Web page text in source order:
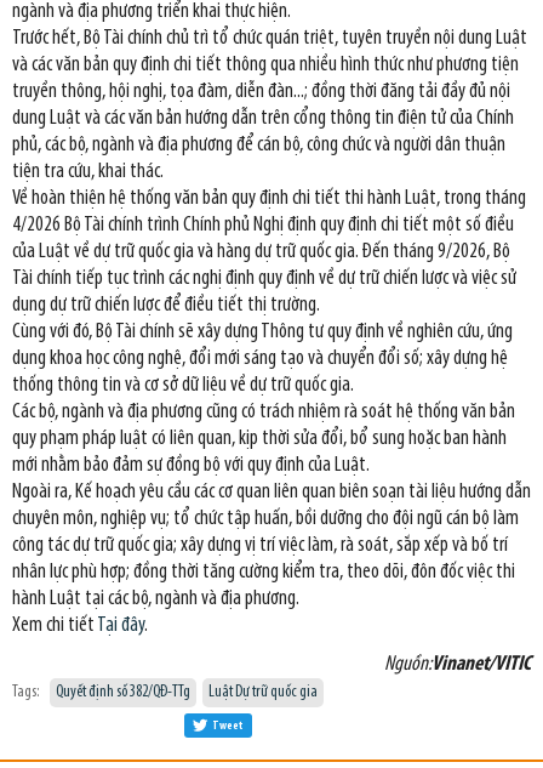
ngành và địa phương triển khai thực hiện.
Trước hết, Bộ Tài chính chủ trì tổ chức quán triệt, tuyên truyền nội dung Luật
và các văn bản quy định chi tiết thông qua nhiều hình thức như phương tiện
truyền thông, hội nghị, tọa đàm, diễn đàn...; đồng thời đăng tải đầy đủ nội
dung Luật và các văn bản hướng dẫn trên cổng thông tin điện tử của Chính
phủ, các bộ, ngành và địa phương để cán bộ, công chức và người dân thuận
tiện tra cứu, khai thác.
Về hoàn thiện hệ thống văn bản quy định chi tiết thi hành Luật, trong tháng
4/2026 Bộ Tài chính trình Chính phủ Nghị định quy định chi tiết một số điều
của Luật về dự trữ quốc gia và hàng dự trữ quốc gia. Đến tháng 9/2026, Bộ
Tài chính tiếp tục trình các nghị định quy định về dự trữ chiến lược và việc sử
dụng dự trữ chiến lược để điều tiết thị trường.
Cùng với đó, Bộ Tài chính sẽ xây dựng Thông tư quy định về nghiên cứu, ứng
dụng khoa học công nghệ, đổi mới sáng tạo và chuyển đổi số; xây dựng hệ
thống thông tin và cơ sở dữ liệu về dự trữ quốc gia.
Các bộ, ngành và địa phương cũng có trách nhiệm rà soát hệ thống văn bản
quy phạm pháp luật có liên quan, kịp thời sửa đổi, bổ sung hoặc ban hành
mới nhằm bảo đảm sự đồng bộ với quy định của Luật.
Ngoài ra, Kế hoạch yêu cầu các cơ quan liên quan biên soạn tài liệu hướng dẫn
chuyên môn, nghiệp vụ; tổ chức tập huấn, bồi dưỡng cho đội ngũ cán bộ làm
công tác dự trữ quốc gia; xây dựng vị trí việc làm, rà soát, sắp xếp và bố trí
nhân lực phù hợp; đồng thời tăng cường kiểm tra, theo dõi, đôn đốc việc thi
hành Luật tại các bộ, ngành và địa phương.
Xem chi tiết Tại đây.
Nguồn:Vinanet/VITIC
Tags: Quyết định số 382/QĐ-TTg Luật Dự trữ quốc gia
Tweet